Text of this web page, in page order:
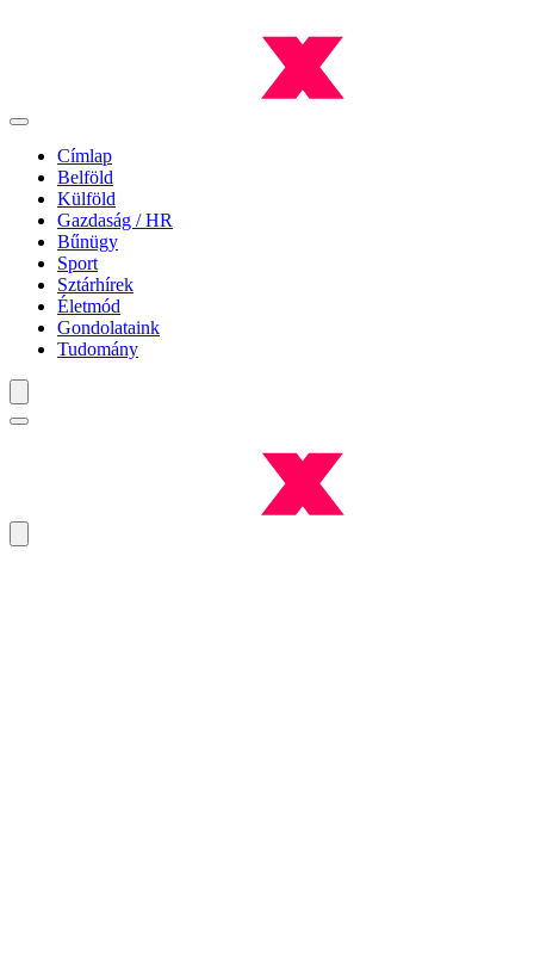
Címlap
Belföld
Külföld
Gazdaság / HR
Bűnügy
Sport
Sztárhírek
Életmód
Gondolataink
Tudomány